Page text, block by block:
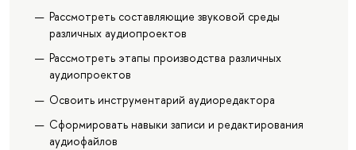
Рассмотреть составляющие звуковой среды
различных аудиопроектов
Рассмотреть этапы производства различных
аудиопроектов
Освоить инструментарий аудиоредактора
Сформировать навыки записи и редактирования
аудиофайлов